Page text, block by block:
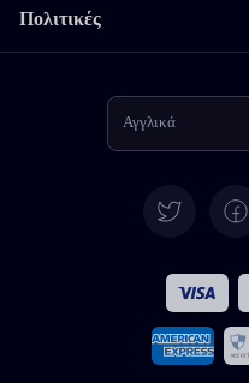
Πολιτικές
Αγγλικά
Γαλλικά
Ιταλικά